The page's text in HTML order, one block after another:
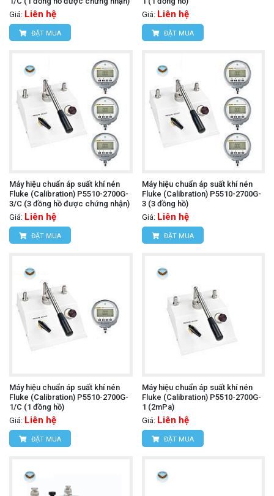
Giá: Liên hệ
ĐẶT MUA
Giá: Liên hệ
ĐẶT MUA
Máy hiệu chuẩn áp suất khí nén
Fluke (Calibration) P5510-2700G-
3/C (3 đồng hồ được chứng nhận)
Giá: Liên hệ
ĐẶT MUA
Máy hiệu chuẩn áp suất khí nén
Fluke (Calibration) P5510-2700G-
3 (3 đồng hồ)
Giá: Liên hệ
ĐẶT MUA
Máy hiệu chuẩn áp suất khí nén
Fluke (Calibration) P5510-2700G-
1/C (1 đồng hồ)
Giá: Liên hệ
ĐẶT MUA
Máy hiệu chuẩn áp suất khí nén
Fluke (Calibration) P5510-2700G-
1 (2mPa)
Giá: Liên hệ
ĐẶT MUA